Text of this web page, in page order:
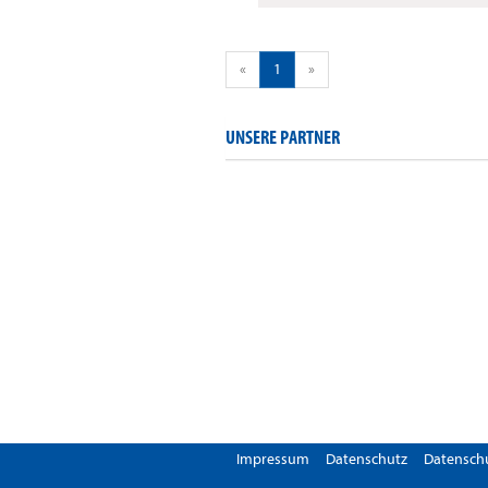
« 1 »
UNSERE PARTNER
Impressum Datenschutz